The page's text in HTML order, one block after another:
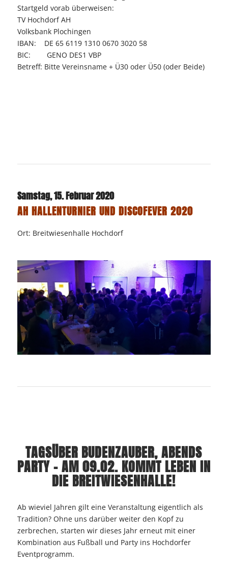
Startgeld vorab überweisen:
TV Hochdorf AH
Volksbank Plochingen
IBAN: DE 65 6119 1310 0670 3020 58
BIC: GENO DES1 VBP
Betreff: Bitte Vereinsname + Ü30 oder Ü50 (oder Beide)
Samstag, 15. Februar 2020
AH HALLENTURNIER UND DISCOFEVER 2020
Ort: Breitwiesenhalle Hochdorf
TAGSÜBER BUDENZAUBER, ABENDS
PARTY – AM 09.02. KOMMT LEBEN IN
DIE BREITWIESENHALLE!
Ab wieviel Jahren gilt eine Veranstaltung eigentlich als
Tradition? Ohne uns darüber weiter den Kopf zu
zerbrechen, starten wir dieses Jahr erneut mit einer
Kombination aus Fußball und Party ins Hochdorfer
Eventprogramm.